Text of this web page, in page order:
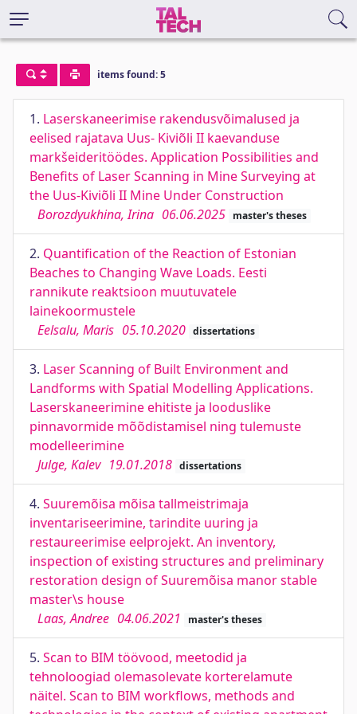
items found: 5
1. Laserskaneerimise rakendusvõimalused ja
eelised rajatava Uus- Kiviõli II kaevanduse
markšeideritöödes. Application Possibilities and
Benefits of Laser Scanning in Mine Surveying at
the Uus-Kiviõli II Mine Under Construction
Borozdyukhina, Irina 06.06.2025 master's theses
2. Quantification of the Reaction of Estonian
Beaches to Changing Wave Loads. Eesti
rannikute reaktsioon muutuvatele
lainekoormustele
Eelsalu, Maris 05.10.2020 dissertations
3. Laser Scanning of Built Environment and
Landforms with Spatial Modelling Applications.
Laserskaneerimine ehitiste ja looduslike
pinnavormide mõõdistamisel ning tulemuste
modelleerimine
Julge, Kalev 19.01.2018 dissertations
4. Suuremõisa mõisa tallmeistrimaja
inventariseerimine, tarindite uuring ja
restaureerimise eelprojekt. An inventory,
inspection of existing structures and preliminary
restoration design of Suuremõisa manor stable
master\s house
Laas, Andree 04.06.2021 master's theses
5. Scan to BIM töövood, meetodid ja
tehnoloogiad olemasolevate korterelamute
näitel. Scan to BIM workflows, methods and